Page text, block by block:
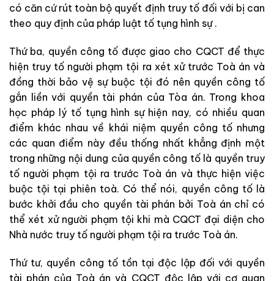
có căn cứ rút toàn bộ quyết định truy tố đối với bị can
theo quy định của pháp uật tố tụng hình sự .
Thứ ba, quyền công tố được giao cho CQCT để thực
hiện truy tố người phạm tội ra xét xử trước Toà ánvà
đồng thời bảovệ sự buộc tội đó nên quyền công tố
gắn
liềnvới quyền tài phán của Tòa án. Trong khoa
học pháp lý tố tụng hình sự hiện nay, có nhiều quan
điểm khác nhauvề khái niệm quyền công tố nhưng
các quan điểm này đều thống nhất khẳng định một
trong những nội dung của quyền công tố là quyền truy
tố người phạm tội ra trước Toà án và thực hiệnviệc
buộc tội tại phiên toà. Có thể nói, quyền công tố là
bước khởi đầu cho quyền tài phán bởi Toà án chỉ có
thểxét xử người phạm tội khi mà CQCT đại diện cho
Nhà nước truy tố người phạm tội ra trước Toà án.
Thứ tư, quyền công tố tồn tại độc lập đối với quyền
tài phán của Toà ánvà CQCT độc lập với cơ quan